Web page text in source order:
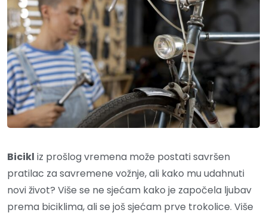
Bicikl iz prošlog vremena može postati savršen
pratilac za savremene vožnje, ali kako mu udahnuti
novi život? Više se ne sjećam kako je započela ljubav
prema biciklima, ali se još sjećam prve trokolice. Više